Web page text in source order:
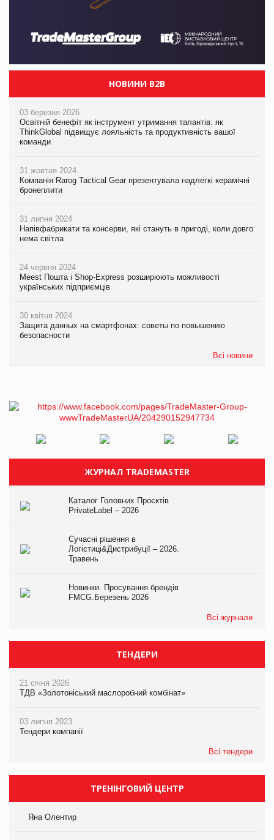
НОВИНИ B2B
03 березня 2026
Освітній бенефіт як інструмент утримання талантів: як
ThinkGlobal підвищує лояльність та продуктивність вашої
команди
31 жовтня 2024
Компанія Rarog Tactical Gear презентувала надлегкі керамічні
бронеплити
31 липня 2024
Напівфабрикати та консерви, які стануть в пригоді, коли довго
нема світла
24 червня 2024
Meest Пошта і Shop-Express розширюють можливості
українських підприємців
30 квітня 2024
Защита данных на смартфонах: советы по повышению
безопасности
Всі новини
ЖУРНАЛ TRADEMASTER
Каталог Головних Проєктів
PrivateLabel – 2026
Сучасні рішення в
Логістиці&Дистрибуції – 2026.
Травень
Новинки. Просування брендів
FMCG.Березень 2026
Всі журнали
ТЕНДЕРИ
21 січня 2026
ТДВ «Золотоніський маслоробний комбінат»
03 липня 2023
Тендери компанії
Всі тендери
ТРЕНІНГОВИЙ ЦЕНТР
Яна Олентир